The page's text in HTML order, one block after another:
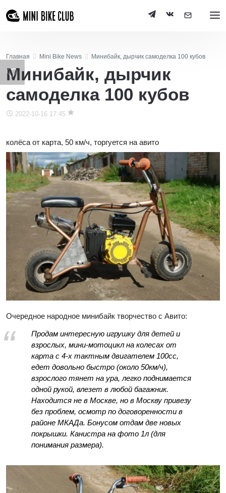
Главная Mini Bike News Минибайк, дырчик самоделка 100 кубов
Минибайк, дырчик
самоделка 100 кубов
2022-10-16 17:45
колёса от карта, 50 км/ч, торгуется на авито
Очередное народное минибайк творчество с Авито:
Продам интересную игрушку для детей и
взрослых, мини-мотоцикл на колесах от
карта с 4-х тактным двигателем 100cc,
едет довольно быстро (около 50км/ч),
взрослого тянет на ура, легко поднимается
одной рукой, влезет в любой багажник.
Находится не в Москве, но в Москву привезу
без проблем, осмотр по договоренности в
районе МКАДа. Бонусом отдам две новых
покрышки. Канистра на фото 1л (для
понимания размера).